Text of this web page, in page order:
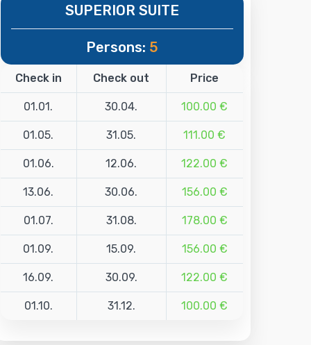
SUPERIOR SUITE
Persons: 5
Check in Check out Price
01.01. 30.04. 100.00 €
01.05. 31.05. 111.00 €
01.06. 12.06. 122.00 €
13.06. 30.06. 156.00 €
01.07. 31.08. 178.00 €
01.09. 15.09. 156.00 €
16.09. 30.09. 122.00 €
01.10. 31.12. 100.00 €